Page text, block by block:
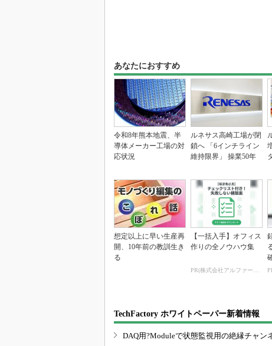
あなたにおすすめ
令和8年熊本地震、半
導体メーカー工場の対
応状況
ルネサス高崎工場が閉
鎖へ 「6インチライン
維持限界」 操業50年
想定以上に早い生産再
開、10年前の教訓生き
る
【一括入手】オフィス
作りの全ノウハウ集
PR(株式会社アルファーテクノ)
TechFactory ホワイトペーパー新着情報
DAQ用?Moduleで状態監視用の絶縁チャン